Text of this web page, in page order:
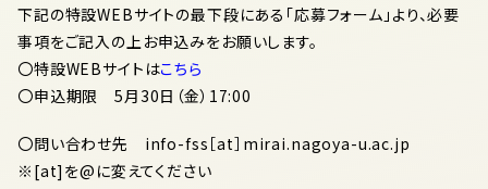
下記の特設WEBサイトの最下段にある「応募フォーム」より、必要
事項をご記入の上お申込みをお願いします。
〇特設WEBサイトはこちら
〇申込期限 5月30日（金）17:00
〇問い合わせ先 info-fss［at］mirai.nagoya-u.ac.jp
※[at]を@に変えてください